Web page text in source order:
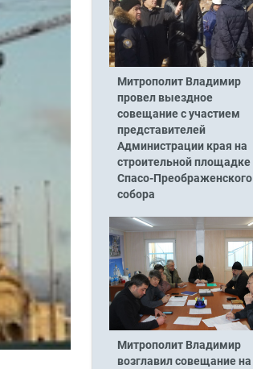
Митрополит Владимир
провел выездное
совещание с участием
представителей
Администрации края на
строительной площадке
Спасо-Преображенского
собора
Митрополит Владимир
возглавил совещание на